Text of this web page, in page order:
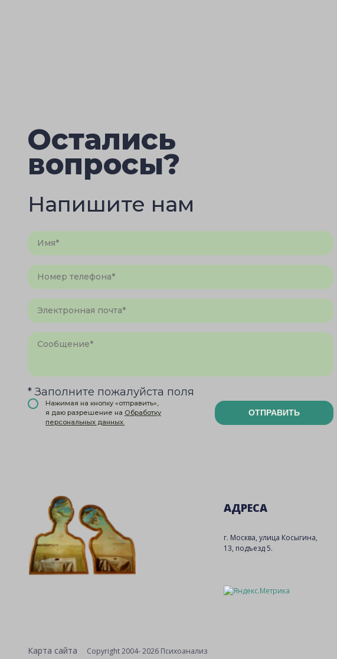
Остались
вопросы?
Напишите нам
* Заполните пожалуйста поля
Нажимая на кнопку «отправить»,
я даю разрешение на Обработку
персональных данных.
ОТПРАВИТЬ
Карта сайта Copyright 2004- 2026 Психоанализ
АДРЕСА
г. Москва, улица Косыгина,
13, подъезд 5.